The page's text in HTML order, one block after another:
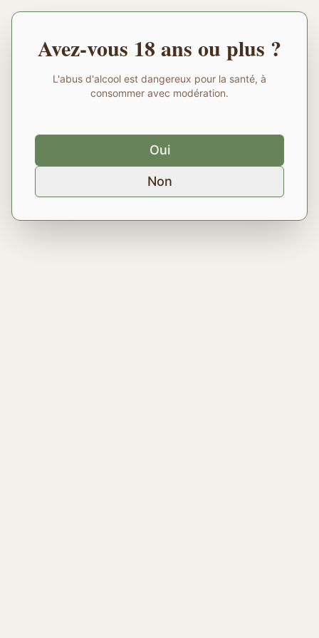
Avez-vous 18 ans ou plus ?
L'abus d'alcool est dangereux pour la santé, à
consommer avec modération.
Oui
Non